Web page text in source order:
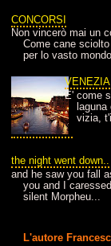
CONCORSI
Non vincerò mai un
Come cane
per lo vasto
VENEZIA
E' come
laguna
vizia,
the night went down..
and he saw you fall
you and I
silent Morpheu...
L'autore